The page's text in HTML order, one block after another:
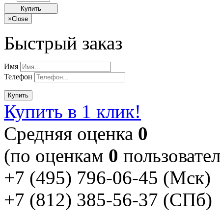
Купить
×Close
Быстрый заказ
Имя
Телефон
Купить
Купить в 1 клик!
Cредняя оценка 0
(по оценкам 0
+7 (495) 796-06-45 (Мск)
+7 (812) 385-56-37 (СПб)